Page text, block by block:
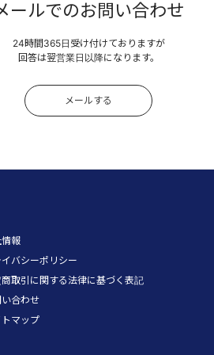
ールでのお問い合わせ
24時間365日受け付けておりますが
回答は翌営業日以降になります。
メールする
報
バシーポリシー
取引に関する法律に基づく表記
合わせ
マップ